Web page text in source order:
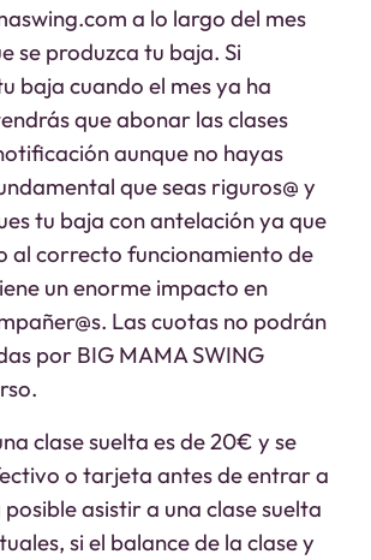
a lo largo del mes
se produzca tu baja. Si
baja cuando el mes ya ha
que abonar las clases
aunque no hayas
que seas riguros@ y
tu baja con antelación ya que
al correcto funcionamiento de
un enorme impacto en
Las cuotas no podrán
por BIG MAMA SWING
clase suelta es de 20€ y se
o tarjeta antes de entrar a
posible asistir a una clase suelta
si el balance de la clase y